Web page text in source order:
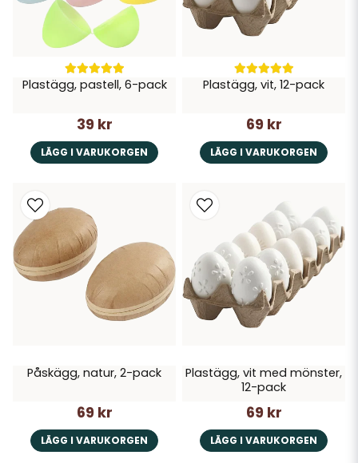
Plastägg, pastell, 6-pack
39 kr
LÄGG I VARUKORGEN
Plastägg, vit, 12-pack
69 kr
LÄGG I VARUKORGEN
Påskägg, natur, 2-pack
69 kr
LÄGG I VARUKORGEN
Plastägg, vit med mönster,
12-pack
69 kr
LÄGG I VARUKORGEN